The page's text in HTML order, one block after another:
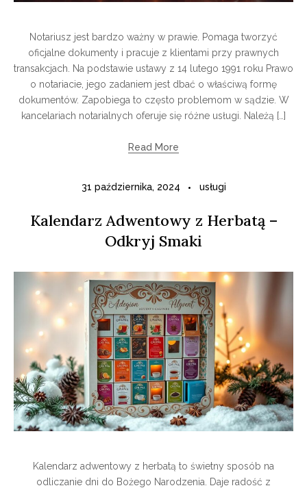
Notariusz jest bardzo ważny w prawie. Pomaga tworzyć
oficjalne dokumenty i pracuje z klientami przy prawnych
transakcjach. Na podstawie ustawy z 14 lutego 1991 roku Prawo
o notariacie, jego zadaniem jest dbać o właściwą formę
dokumentów. Zapobiega to często problemom w sądzie. W
kancelariach notarialnych oferuje się różne usługi. Należą […]
Read More
31 października, 2024 usługi
Kalendarz Adwentowy z Herbatą –
Odkryj Smaki
Kalendarz adwentowy z herbatą to świetny sposób na
odliczanie dni do Bożego Narodzenia. Daje radość z